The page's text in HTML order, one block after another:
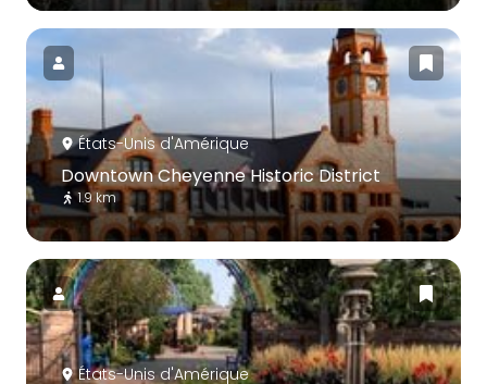
États-Unis d'Amérique
Downtown Cheyenne Historic District
1.9 km
États-Unis d'Amérique